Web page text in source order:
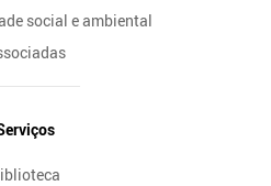
social e ambiental